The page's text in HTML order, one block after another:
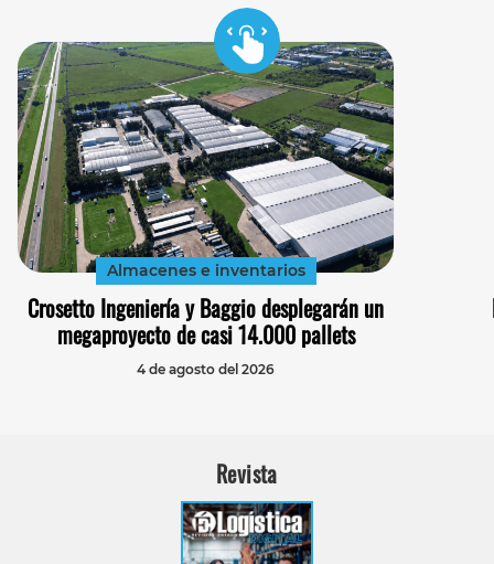
Almacenes e inventarios
Crosetto Ingeniería y Baggio desplegarán un
megaproyecto de casi 14.000 pallets
4 de agosto del 2026
Revista